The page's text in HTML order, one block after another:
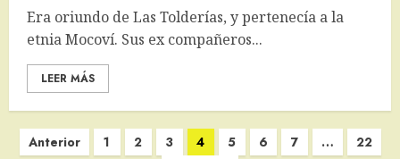
Era oriundo de Las Tolderías, y pertenecía a la
etnia Mocoví. Sus ex compañeros...
LEER MÁS
Paginación
Anterior 1 2 3 4 5 6 7 …
22